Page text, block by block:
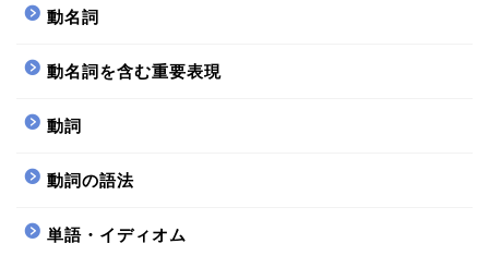
動名詞
動名詞を含む重要表現
動詞
動詞の語法
単語・イディオム